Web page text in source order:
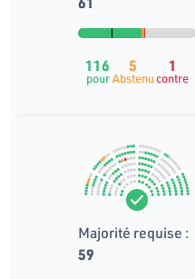
116
pour
5
Abstenu
1
contre
Majorité requise :
59